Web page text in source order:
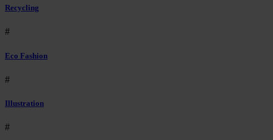
Recycling
#
Eco Fashion
#
Illustration
#